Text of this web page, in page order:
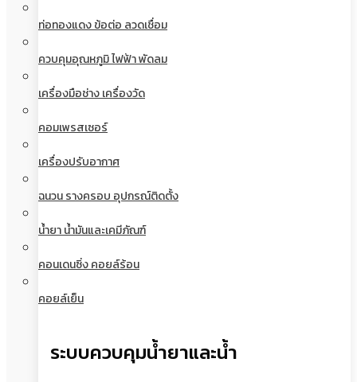
ท่อทองแดง ข้อต่อ ลวดเชื่อม
ควบคุมอุณหภูมิ ไฟฟ้า พัดลม
เครื่องมือช่าง เครื่องวัด
คอมเพรสเซอร์
เครื่องปรับอากาศ
ฉนวน รางครอบ อุปกรณ์ติดตั้ง
น้ำยา น้ำมันและเคมีภัณฑ์
คอนเดนซิ่ง คอยล์ร้อน
คอยล์เย็น
ระบบควบคุมน้ำยาและน้ำ